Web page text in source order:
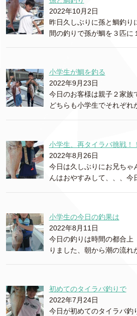
2022年10月2日
昨日久しぶりに孫と鯛釣り
間の釣りで孫が鯛を３匹に
小学生が鯛を釣る
2022年9月23日
今日のお客様は親子２家族
どちらも小学生でそれぞれ
小学生、再タイラバ挑戦！！
2022年8月26日
今日は久しぶりにお兄ちゃ
んはおやすみして、、、今
小学生の今日の釣果は
2022年8月11日
今日の釣りは時間の都合上
りました、朝から潮の流れ
初めてのタイラバ釣りで
2022年7月24日
今日が初めてのタイラバ釣